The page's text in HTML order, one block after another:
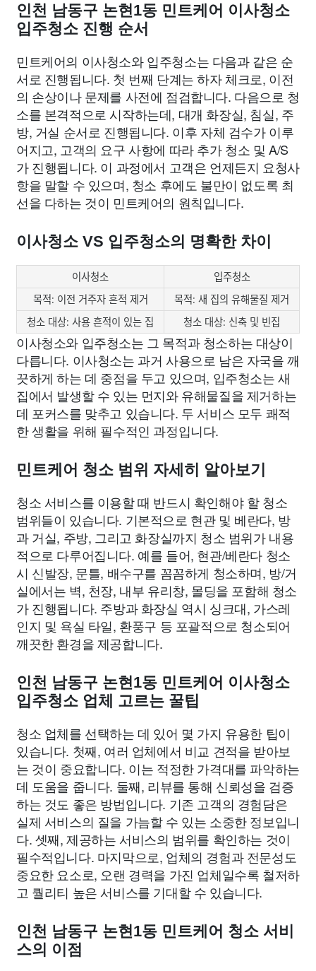
인천 남동구 논현1동 민트케어 이사청소
입주청소 진행 순서
민트케어의 이사청소와 입주청소는 다음과 같은 순
서로 진행됩니다. 첫 번째 단계는 하자 체크로, 이전
의 손상이나 문제를 사전에 점검합니다. 다음으로 청
소를 본격적으로 시작하는데, 대개 화장실, 침실, 주
방, 거실 순서로 진행됩니다. 이후 자체 검수가 이루
어지고, 고객의 요구 사항에 따라 추가 청소 및 A/S
가 진행됩니다. 이 과정에서 고객은 언제든지 요청사
항을 말할 수 있으며, 청소 후에도 불만이 없도록 최
선을 다하는 것이 민트케어의 원칙입니다.
이사청소 VS 입주청소의 명확한 차이
이사청소
입주청소
목적: 이전 거주자 흔적 제거
목적: 새 집의 유해물질 제거
청소 대상: 사용 흔적이 있는 집
청소 대상: 신축 및 빈집
이사청소와 입주청소는 그 목적과 청소하는 대상이
다릅니다. 이사청소는 과거 사용으로 남은 자국을 깨
끗하게 하는 데 중점을 두고 있으며, 입주청소는 새
집에서 발생할 수 있는 먼지와 유해물질을 제거하는
데 포커스를 맞추고 있습니다. 두 서비스 모두 쾌적
한 생활을 위해 필수적인 과정입니다.
민트케어 청소 범위 자세히 알아보기
청소 서비스를 이용할 때 반드시 확인해야 할 청소
범위들이 있습니다. 기본적으로 현관 및 베란다, 방
과 거실, 주방, 그리고 화장실까지 청소 범위가 내용
적으로 다루어집니다. 예를 들어, 현관/베란다 청소
시 신발장, 문틀, 배수구를 꼼꼼하게 청소하며, 방/거
실에서는 벽, 천장, 내부 유리창, 몰딩을 포함해 청소
가 진행됩니다. 주방과 화장실 역시 싱크대, 가스레
인지 및 욕실 타일, 환풍구 등 포괄적으로 청소되어
깨끗한 환경을 제공합니다.
인천 남동구 논현1동 민트케어 이사청소
입주청소 업체 고르는 꿀팁
청소 업체를 선택하는 데 있어 몇 가지 유용한 팁이
있습니다. 첫째, 여러 업체에서 비교 견적을 받아보
는 것이 중요합니다. 이는 적정한 가격대를 파악하는
데 도움을 줍니다. 둘째, 리뷰를 통해 신뢰성을 검증
하는 것도 좋은 방법입니다. 기존 고객의 경험담은
실제 서비스의 질을 가늠할 수 있는 소중한 정보입니
다. 셋째, 제공하는 서비스의 범위를 확인하는 것이
필수적입니다. 마지막으로, 업체의 경험과 전문성도
중요한 요소로, 오랜 경력을 가진 업체일수록 철저하
고 퀄리티 높은 서비스를 기대할 수 있습니다.
인천 남동구 논현1동 민트케어 청소 서비
스의 이점